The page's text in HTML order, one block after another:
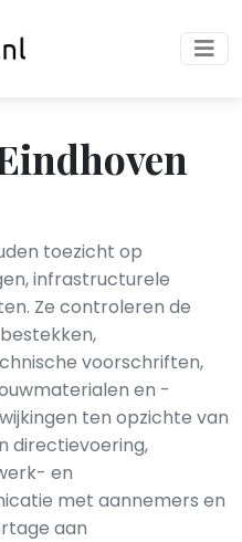
toezicht op
infrastructurele
Ze controleren de
voorschriften,
en -
ten opzichte van
directievoering,
en
met aannemers en
aan